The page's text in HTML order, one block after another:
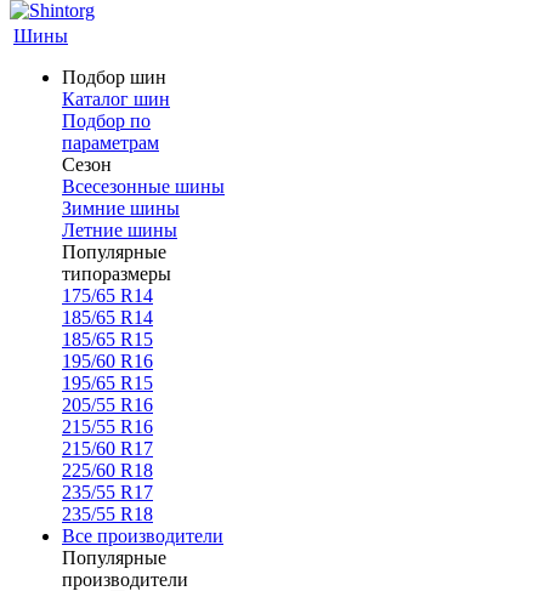
Шины
Подбор шин
Каталог шин
Подбор по
параметрам
Сезон
Всесезонные шины
Зимние шины
Летние шины
Популярные
типоразмеры
175/65 R14
185/65 R14
185/65 R15
195/60 R16
195/65 R15
205/55 R16
215/55 R16
215/60 R17
225/60 R18
235/55 R17
235/55 R18
Все производители
Популярные
производители